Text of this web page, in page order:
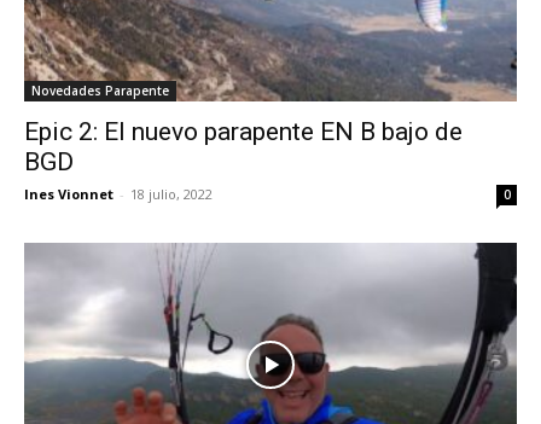
Novedades Parapente
Epic 2: El nuevo parapente EN B bajo de
BGD
Ines Vionnet - 18 julio, 2022 0